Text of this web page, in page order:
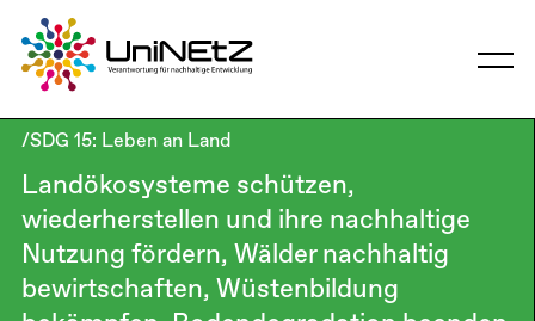
/SDG 15: Leben an Land
Landökosysteme schützen,
wiederherstellen und ihre nachhaltige
Nutzung fördern, Wälder nachhaltig
bewirtschaften, Wüstenbildung